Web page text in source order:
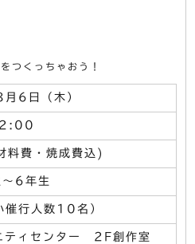
つくっちゃおう！
6日（木）
費・焼成費込)
6年生
行人数10名）
ティセンター 2F創作室